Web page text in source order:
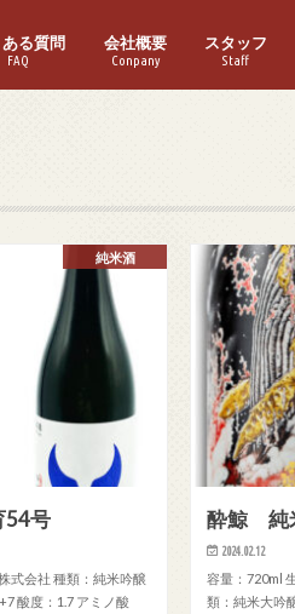
ある質問
FAQ
会社概要
Conpany
スタッフ
Staff
純米酒
号
式会社 種類：純米吟醸
酸度：1.7 アミノ酸
酔鯨 純
2024.02.12
容量：720ml
類：純米大吟